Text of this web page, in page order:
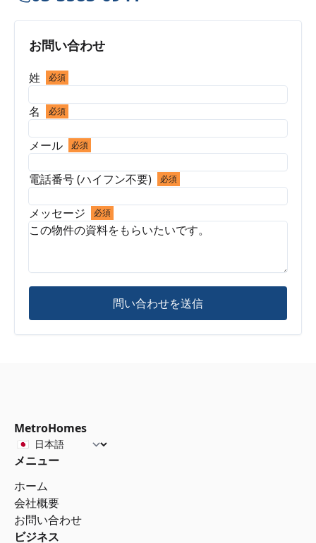
お問い合わせ
姓 必須
名 必須
メール 必須
電話番号 (ハイフン不要) 必須
メッセージ 必須
問い合わせを送信
MetroHomes
メニュー
ホーム
会社概要
お問い合わせ
ビジネス